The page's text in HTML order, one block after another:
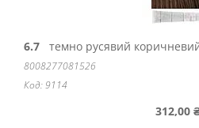
6.7 темно русявий
8008277081526
Код: 9114
312,00